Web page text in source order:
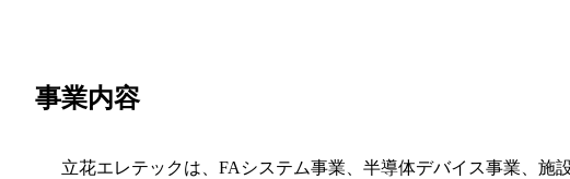
事業内容
立花エレテックは、FAシステム事業、半導体デバイス事業、